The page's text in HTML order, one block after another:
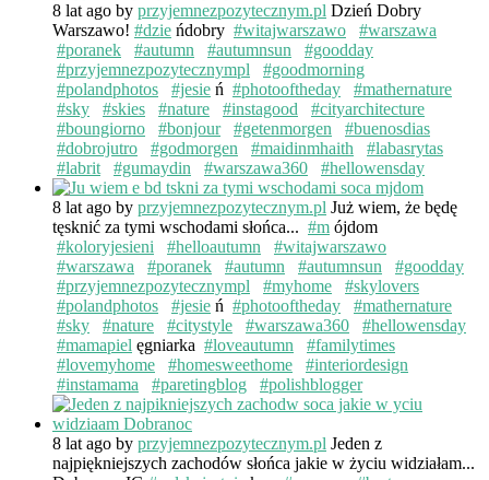
8 lat ago by przyjemnezpozytecznym.pl Dzień Dobry
Warszawo! #dzie ńdobry #witajwarszawo
#warszawa
#poranek
#autumn #autumnsun
#goodday
#przyjemnezpozytecznympl
#goodmorning
#polandphotos
#jesie ń #photooftheday
#mathernature
#sky
#skies #nature #instagood
#cityarchitecture
#boungiorno
#bonjour #getenmorgen
#buenosdias
#dobrojutro
#godmorgen #maidinmhaith
#labasrytas
#labrit
#gumaydin #warszawa360 #hellowensday
8 lat ago by przyjemnezpozytecznym.pl Już wiem, że będę
tęsknić za tymi wschodami słońca... #m ójdom
#koloryjesieni
#helloautumn
#witajwarszawo
#warszawa
#poranek #autumn #autumnsun
#goodday
#przyjemnezpozytecznympl
#myhome
#skylovers
#polandphotos
#jesie ń #photooftheday
#mathernature
#sky
#nature #citystyle #warszawa360
#hellowensday
#mamapiel ęgniarka #loveautumn
#familytimes
#lovemyhome
#homesweethome
#interiordesign
#instamama
#paretingblog #polishblogger
8 lat ago by przyjemnezpozytecznym.pl Jeden z
najpiękniejszych zachodów słońca jakie w życiu widziałam...